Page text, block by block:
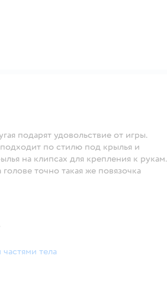
подарят удовольствие от игры.
по стилю под крылья и
на клипсах для крепления к рукам.
точно такая же повязочка
тела